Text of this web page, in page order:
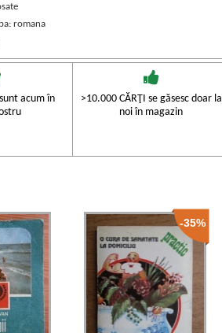
romana
acum în
>10.000 CĂRŢI se găsesc doar la
noi în magazin
-35%